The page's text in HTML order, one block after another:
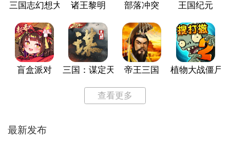
三国志幻想大陆 诸王黎明 部落冲突 王国纪元
盲盒派对 三国：谋定天下 帝王三国 植物大战僵尸2
查看更多
最新发布